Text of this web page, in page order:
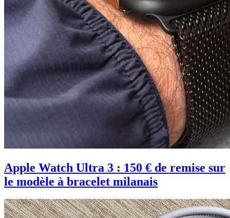
Apple Watch Ultra 3 : 150 € de remise sur
le modèle à bracelet milanais